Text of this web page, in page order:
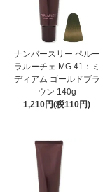
ナンバースリー ペルー
ラルーチェ MG 41：ミ
ディアム ゴールドブラ
ウン 140g
1,210円(税110円)